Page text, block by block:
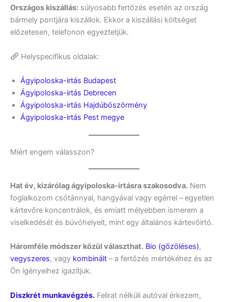
Országos kiszállás: súlyosabb fertőzés esetén az ország
bármely pontjára kiszállok. Ekkor a kiszállási költséget
előzetesen, telefonon egyeztetjük.
Helyspecifikus oldalak:
Ágyipoloska-irtás Budapest
Ágyipoloska-irtás Debrecen
Ágyipoloska-irtás Hajdúböszörmény
Ágyipoloska-irtás Pest megye
Miért engem válasszon?
Hat év, kizárólag ágyipoloska-irtásra szakosodva. Nem
foglalkozom csótánnyal, hangyával vagy egérrel – egyetlen
kártevőre koncentrálok, és emiatt mélyebben ismerem a
viselkedését és búvóhelyeit, mint egy általános kártevőirtó.
Háromféle módszer közül választhat. Bio (gőzöléses),
vegyszeres, vagy kombinált – a fertőzés mértékéhez és az
Ön igényeihez igazítjuk.
Diszkrét munkavégzés. Felirat nélküli autóval érkezem,